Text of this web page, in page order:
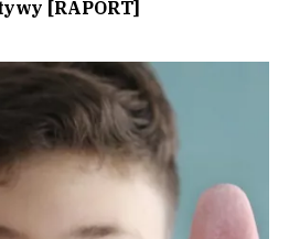
[RAPORT]